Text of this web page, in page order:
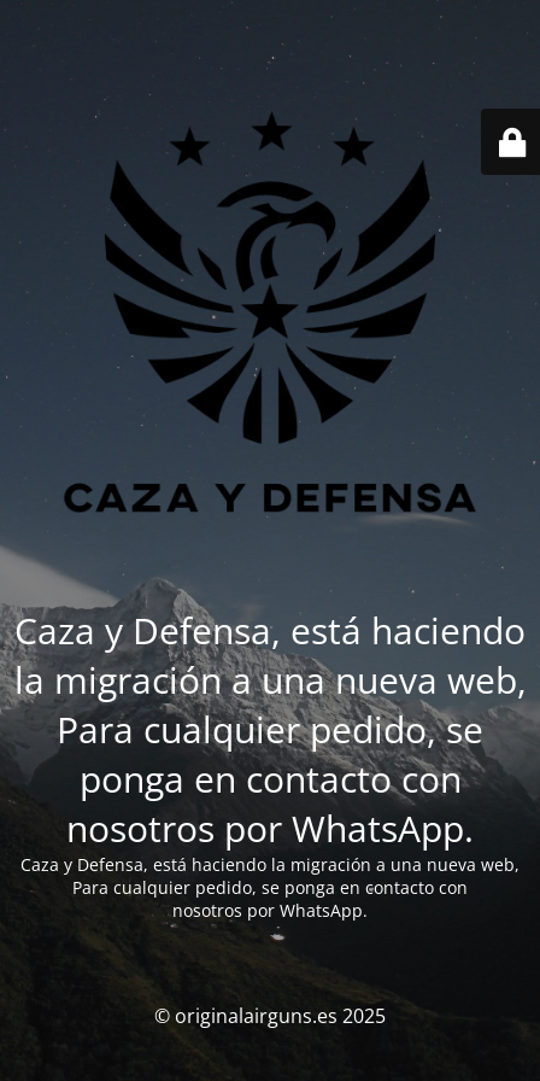
Caza y Defensa, está haciendo
la migración a una nueva web,
Para cualquier pedido, se
ponga en contacto con
nosotros por WhatsApp.
Caza y Defensa, está haciendo la migración a una nueva web,
Para cualquier pedido, se ponga en contacto con
nosotros por WhatsApp.
© originalairguns.es 2025